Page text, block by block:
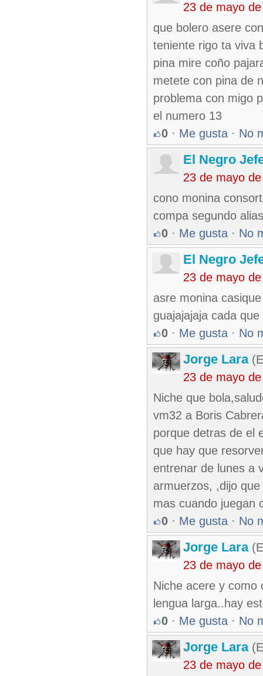
23 de mayo
que bolero asere
teniente rigo ta viva
pina mire coño
metete con pina de
problema con migo
el numero 13
0 · Me gusta · No
El Negro
23 de mayo
cono monina
compa segundo
0 · Me gusta · No
El Negro
23 de mayo
asre monina
guajajajaja cada
0 · Me gusta · No
Jorge Lara
23 de mayo
Niche que
vm32 a Boris
porque detras de el
que hay que
entrenar de lunes a
armuerzos, ,dijo
mas cuando juegan
0 · Me gusta · No
Jorge Lara
23 de mayo
Niche acere y como
lengua larga..hay
0 · Me gusta · No
Jorge Lara
23 de mayo